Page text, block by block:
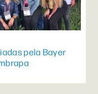
pela Bayer